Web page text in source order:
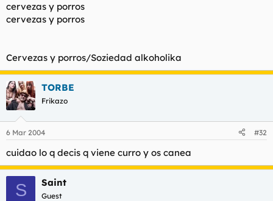
cervezas y porros
cervezas y porros
Cervezas y porros/Soziedad alkoholika
TORBE
Frikazo
6 Mar 2004 #32
cuidao lo q decis q viene curro y os canea
S Saint
Guest